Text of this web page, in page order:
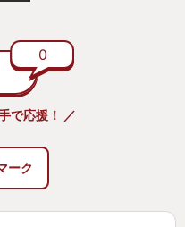
0
で応援！ ／
ーク